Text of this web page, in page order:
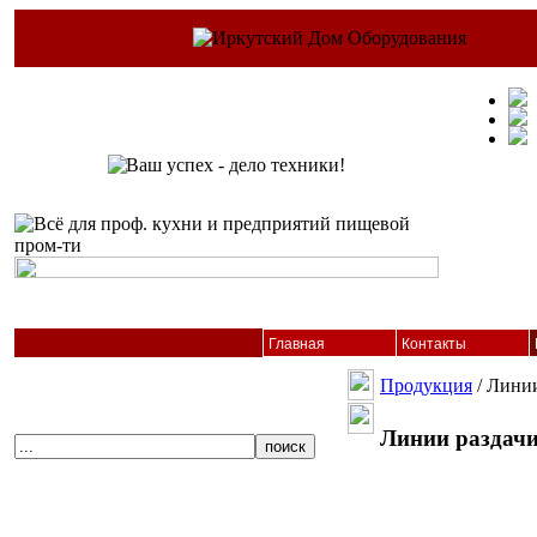
Главная Контакты
Продукция /
Линии